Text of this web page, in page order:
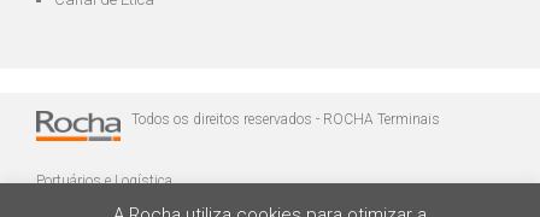
Todos os direitos reservados - ROCHA Terminais
Portuários e Logística